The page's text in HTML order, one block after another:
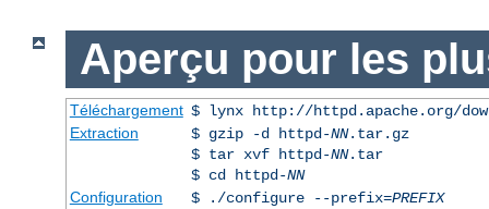
Aperçu pour les
Téléchargement $ lynx http://httpd.apache.org/
Extraction
$ gzip -d httpd-NN.tar.gz
$ tar xvf httpd-NN.tar
$ cd httpd-NN
Configuration
$ ./configure --prefix=PREFIX